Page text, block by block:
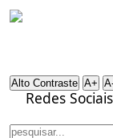
Alto Contraste A+
Redes Sociais